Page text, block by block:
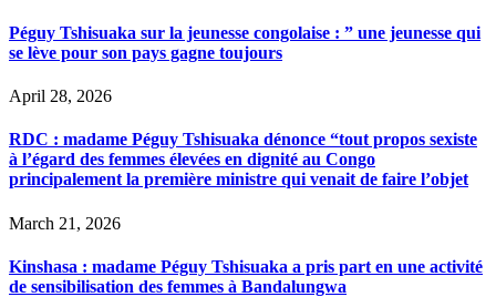
Péguy Tshisuaka sur la jeunesse congolaise : ” une jeunesse qui
se lève pour son pays gagne toujours
April 28, 2026
RDC : madame Péguy Tshisuaka dénonce “tout propos sexiste
à l’égard des femmes élevées en dignité au Congo
principalement la première ministre qui venait de faire l’objet
March 21, 2026
Kinshasa : madame Péguy Tshisuaka a pris part en une activité
de sensibilisation des femmes à Bandalungwa